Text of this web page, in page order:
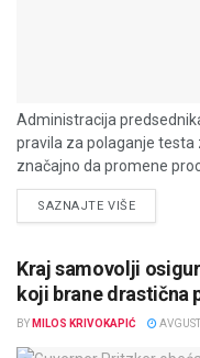
Administracija
pravila za polaganje testa
značajno da promene
SAZNAJTE VIŠEDETAILS
Kraj samovolji
koji brane drastična
BY MILOS KRIVOKAPIĆ